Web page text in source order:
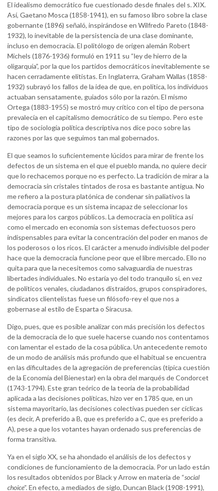
El idealismo democrático fue cuestionado desde finales del s. XIX.
Así, Gaetano Mosca (1858-1941), en su famoso libro sobre la clase
gobernante (1896) señaló, inspirándose en Wilfredo Pareto (1848-
1932), lo inevitable de la persistencia de una clase dominante,
incluso en democracia. El politólogo de origen alemán Robert
Michels (1876-1936) formuló en 1911 su “ley de hierro de la
oligarquía”, por la que los partidos democráticos inevitablemente se
hacen cerradamente elitistas. En Inglaterra, Graham Wallas (1858-
1932) subrayó los fallos de la idea de que, en política, los individuos
actuaban sensatamente, guiados sólo por la razón. El mismo
Ortega (1883-1955) se mostró muy crítico con el tipo de persona
prevalecía en el capitalismo democrático de su tiempo. Pero este
tipo de sociología política descriptiva nos dice poco sobre las
razones por las que seguimos tan mal gobernados.
El que seamos lo suficientemente lúcidos para mirar de frente los
defectos de un sistema en el que el pueblo manda, no quiere decir
que lo rechacemos porque no es perfecto. La tradición de mirar a la
democracia sin cristales tintados de rosa es bastante antigua. No
me refiero a la postura platónica de condenar sin paliativos la
democracia porque es un sistema incapaz de seleccionar los
mejores para los cargos públicos. La democracia en política así
como el mercado en economía son sistemas defectuosos pero
indispensables para evitar la concentración del poder en manos de
los poderosos o los ricos. El carácter a menudo indivisible del poder
hace que la democracia funcione peor que el libre mercado. Ello no
quita para que la necesitemos como salvaguardia de nuestras
libertades individuales. No estaría yo del todo tranquilo si, en vez
de políticos venales, ciudadanos distraídos, grupos conspiradores,
sindicatos clientelistas fuese un filósofo-rey el que nos a
gobernase al estilo de Esparta o Siracusa.
Digo, pues, que es posible analizar con más precisión los defectos
de la democracia de lo que suele hacerse cuando nos contentamos
con lamentar el estado de la cosa pública. Un antecedente remoto
de un modo de análisis más profundo que el habitual se encuentra
en las dificultades de la agregación de preferencias (típica cuestión
de la Economía del Bienestar) en la obra del marqués de Condorcet
(1743-1794). Este gran teórico de la teoría de la probabilidad
aplicada a las decisiones políticas, hizo ver en 1785 que, en un
sistema mayoritario, las decisiones colectivas pueden ser cíclicas
(es decir, A preferido a B, que es preferido a C, que es preferido a
A), pese a que los votantes hayan ordenado sus preferencias de
forma transitiva.
Ya en el siglo XX, se ha ahondado el análisis de los defectos y
condiciones de funcionamiento de la democracia. Por un lado están
los resultados obtenidos por Black y Arrow en materia de “social
choice”. En efecto, a mediados de siglo, Duncan Black (1908-1991),